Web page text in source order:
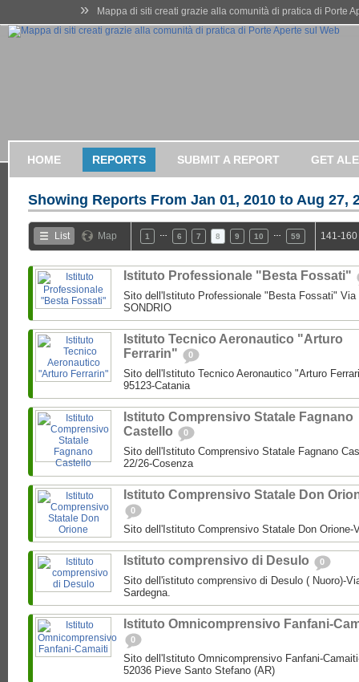
» Mappa di siti creati grazie alla comunità di pratica di Porte
HOME REPORTS SUBMIT A REPORT GET
Showing Reports From Jan 01, 2010 to Aug 27,
List Map 1 6 7 8 9 10 59 141-
Istituto Professionale "Besta Fossati"
Sito dell'Istituto Professionale "Besta Fossati" Via
SONDRIO
Istituto Tecnico Aeronautico "Arturo
Ferrarin"
0
Sito dell'Istituto Tecnico Aeronautico "Arturo
95123-Catania
Istituto Comprensivo Statale Fagnano
Castello
0
Sito dell'Istituto Comprensivo Statale Fagnano
22/26-Cosenza
Istituto Comprensivo Statale Don
0
Sito dell'Istituto Comprensivo Statale Don Orione-
Istituto comprensivo di Desulo 0
Sito dell'istituto comprensivo di Desulo ( Nuoro)-
Sardegna.
Istituto Omnicomprensivo Fanfani-
0
Sito dell'Istituto Omnicomprensivo Fanfani-
52036 Pieve Santo Stefano (AR)